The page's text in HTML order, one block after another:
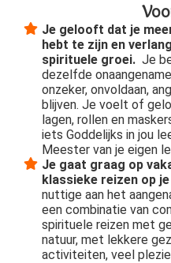
Je gelooft dat je
hebt te zijn en
spirituele groei. Je
dezelfde
onzeker, onvoldaan,
blijven. Je voelt of
lagen, rollen en
iets Goddelijks in jou
Meester van je eigen
Je gaat graag op
klassieke reizen op
nuttige aan het
een combinatie van
spirituele reizen met
natuur, met lekkere
activiteiten, veel